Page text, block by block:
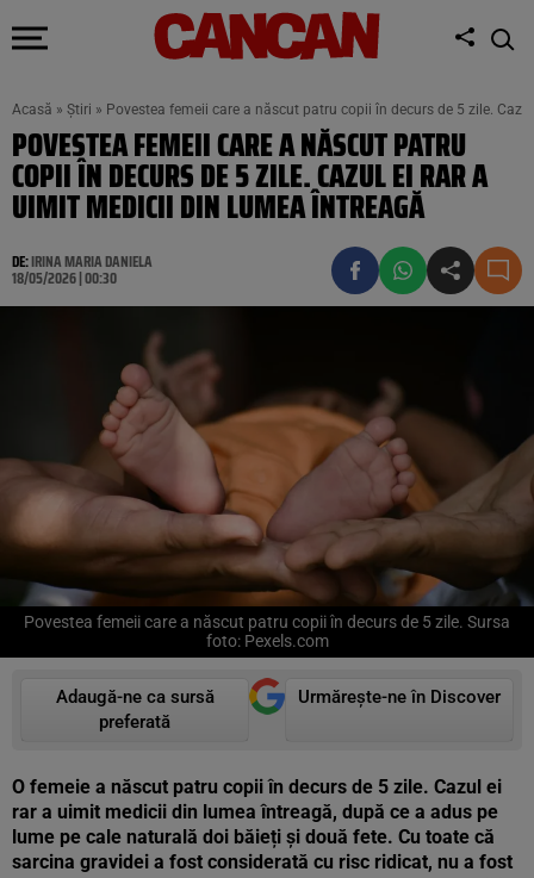
Acasă » Știri » Povestea femeii care a născut patru copii în decurs de 5 zile.
POVESTEA FEMEII CARE A NĂSCUT PATRU
COPII ÎN DECURS DE 5 ZILE. CAZUL EI RAR A
UIMIT MEDICII DIN LUMEA ÎNTREAGĂ
DE:IRINA MARIA DANIELA
18/05/2026 | 00:30
Povestea femeii care a născut patru copii în decurs de 5 zile. Sursa
foto: Pexels.com
Adaugă-ne ca sursă
preferată
Urmărește-ne în Discover
O femeie a născut patru copii în decurs de 5 zile. Cazul ei
rar a uimit medicii din lumea întreagă, după ce a adus pe
lume pe cale naturală doi băieți și două fete. Cu toate că
sarcina gravidei a fost considerată cu risc ridicat, nu a fost